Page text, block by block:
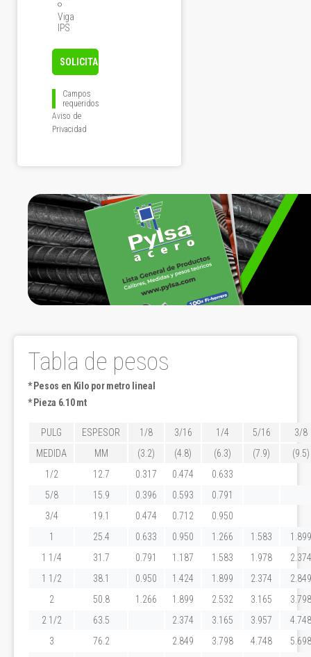
Viga
IPS
Campos
requeridos
Aviso de
Privacidad
Tabla de pesos
* Pesos en Kilo por metro lineal
* Pieza 6.10 mt
PULG ESPESOR 1/8 3/16 1/4 5/16
3/8
MEDIDA
MM (3.2) (4.8) (6.3) (7.9)
(9.5)
1/2
12.7 0.317 0.474
0.633
5/8
15.9 0.396 0.593
0.791
3/4
19.1 0.474 0.712
0.950
1
25.4 0.633 0.950 1.266 1.583
1.899
1 1/4
31.7 0.791 1.187 1.583 1.978
2.374
1 1/2
38.1 0.950 1.424 1.899 2.374
2.849
2
50.8 1.266 1.899 2.532 3.165
3.798
2 1/2
63.5 2.374 3.165 3.957
4.748
3
76.2 2.849 3.798 4.748
5.698